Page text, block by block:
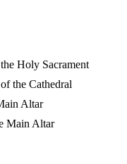
Holy Sacrament
the Cathedral
Altar
Main Altar